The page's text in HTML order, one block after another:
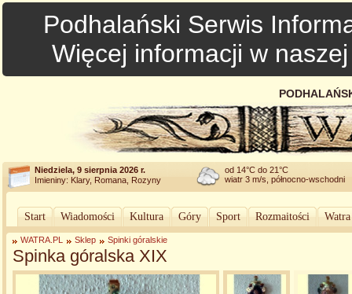
Podhalański Serwis
Więcej informacji w
Niedziela, 9 sierpnia 2026 r.
Imieniny: Klary, Romana, Rozyny
od 14°C do 21°C
wiatr 3 m/s, północno-wschodni
Start Wiadomości Kultura Góry Sport Rozmaitości
WATRA.PL Sklep Spinki góralskie
Spinka góralska XIX